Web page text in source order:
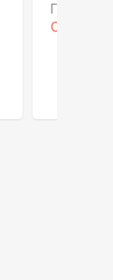
Готовы к